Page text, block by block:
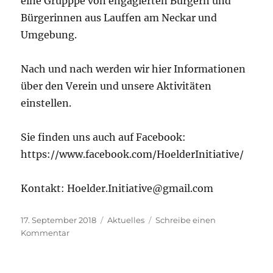
Bürgerinnen aus Lauffen am Neckar und
Umgebung.
Nach und nach werden wir hier Informationen
über den Verein und unsere Aktivitäten
einstellen.
Sie finden uns auch auf Facebook:
https://www.facebook.com/HoelderInitiative/
Kontakt: Hoelder.Initiative@gmail.com
Veröffentlicht
am
17. September 2018 Kategorien
Aktuelles
Schreibe einen
Kommentarzu